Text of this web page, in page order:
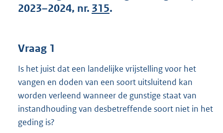
2023–2024, nr. 315.
Vraag 1
Is het juist dat een landelijke vrijstelling voor het
vangen en doden van een soort uitsluitend kan
worden verleend wanneer de gunstige staat van
instandhouding van desbetreffende soort niet in het
geding is?